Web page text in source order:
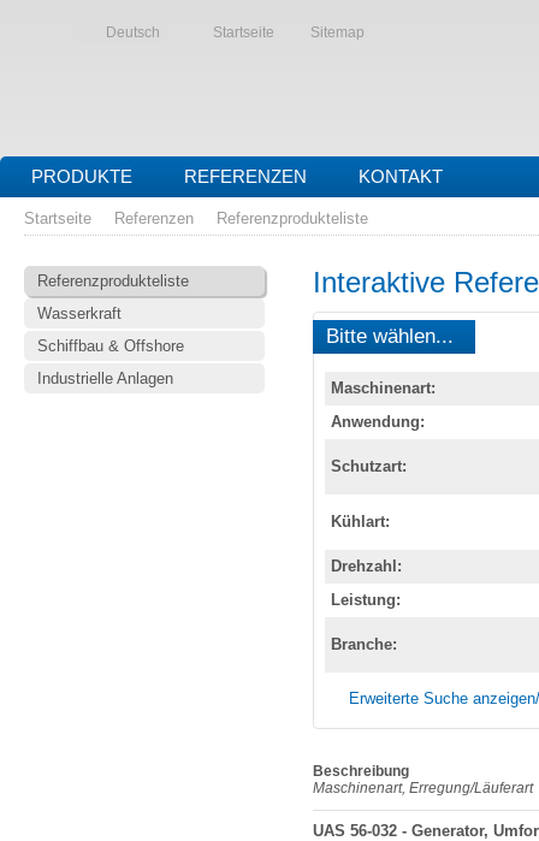
Deutsch Startseite Sitemap
PRODUKTE REFERENZEN KONTAKT
Startseite Referenzen Referenzprodukteliste
Referenzprodukteliste
Wasserkraft
Schiffbau & Offshore
Industrielle Anlagen
Interaktive
Bitte wählen...
Maschinenart:
Anwendung:
Schutzart:
Kühlart:
Drehzahl:
Leistung:
Branche:
Erweiterte Suche
Beschreibung
Maschinenart, Erregung/Läuferart
UAS 56-032 - Generator,